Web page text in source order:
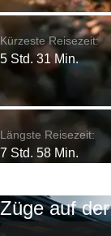
Kürzeste Reisezeit:
5 Std. 31 Min.
Längste Reisezeit:
7 Std. 58 Min.
Züge auf